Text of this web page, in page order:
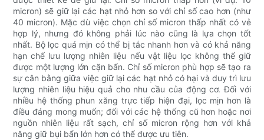
micron) sẽ giữ lại các hạt nhỏ hơn so với chỉ số cao hơn (như
40 micron). Mặc dù việc chọn chỉ số micron thấp nhất có vẻ
hợp lý, nhưng đó không phải lúc nào cũng là lựa chọn tốt
nhất. Bộ lọc quá mịn có thể bị tắc nhanh hơn và có khả năng
hạn chế lưu lượng nhiên liệu nếu vật liệu lọc không thể giữ
được một lượng lớn cặn bẩn. Chỉ số micron phù hợp sẽ tạo ra
sự cân bằng giữa việc giữ lại các hạt nhỏ có hại và duy trì lưu
lượng nhiên liệu hiệu quả cho nhu cầu của động cơ. Đối với
nhiều hệ thống phun xăng trực tiếp hiện đại, lọc mịn hơn là
điều đáng mong muốn; đối với các hệ thống cũ hơn hoặc nơi
nguồn nhiên liệu rất sạch, chỉ số micron rộng hơn với khả
năng giữ bụi bẩn lớn hơn có thể được ưu tiên.